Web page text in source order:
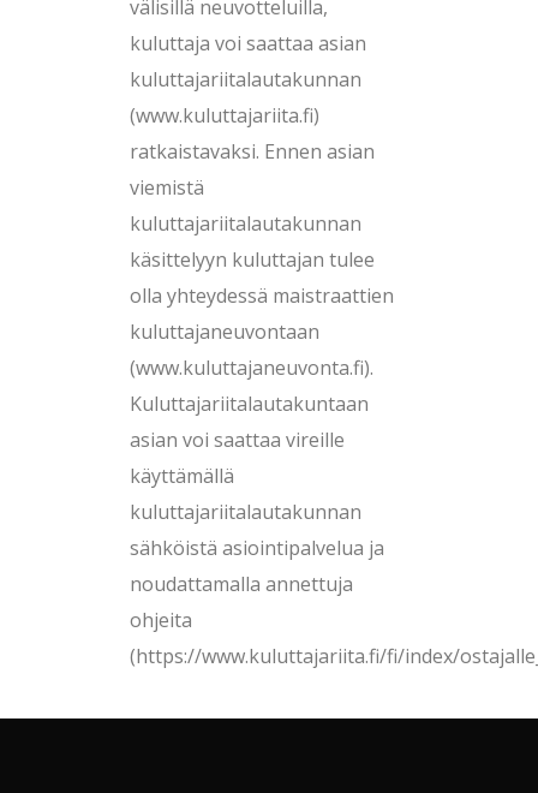
välisillä neuvotteluilla,
kuluttaja voi saattaa asian
kuluttajariitalautakunnan
(www.kuluttajariita.fi)
ratkaistavaksi. Ennen asian
viemistä
kuluttajariitalautakunnan
käsittelyyn kuluttajan tulee
olla yhteydessä maistraattien
kuluttajaneuvontaan
(www.kuluttajaneuvonta.fi).
Kuluttajariitalautakuntaan
asian voi saattaa vireille
käyttämällä
kuluttajariitalautakunnan
sähköistä asiointipalvelua ja
noudattamalla annettuja
ohjeita
(https://www.kuluttajariita.fi/fi/index/